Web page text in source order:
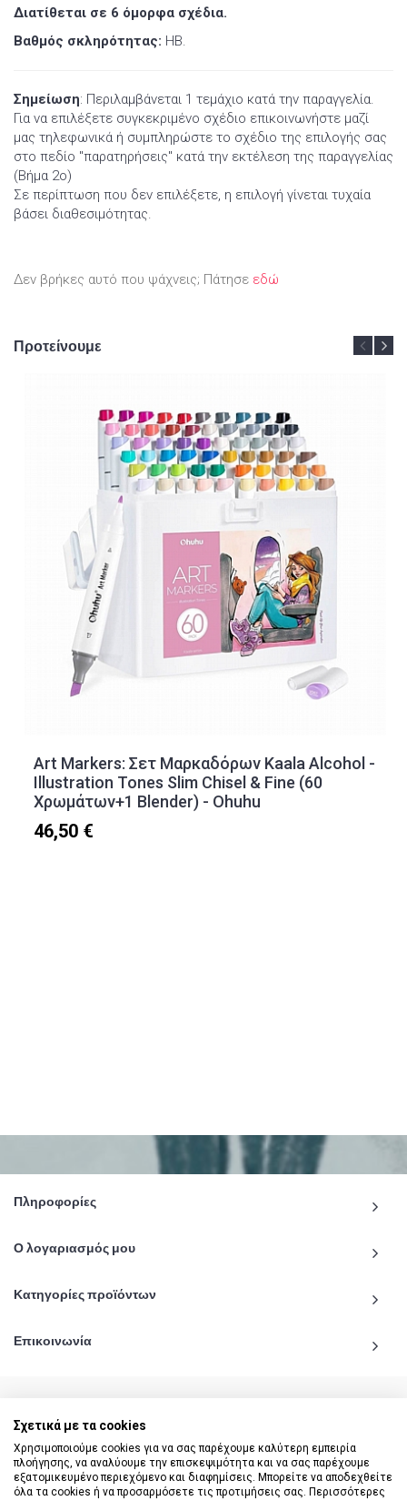
Διατίθεται σε 6 όμορφα σχέδια.
Βαθμός σκληρότητας: ΗB.
Σημείωση: Περιλαμβάνεται 1 τεμάχιο κατά την παραγγελία.
Για να επιλέξετε συγκεκριμένο σχέδιο επικοινωνήστε μαζί
μας τηλεφωνικά ή συμπληρώστε το σχέδιο της επιλογής σας
στο πεδίο "παρατηρήσεις" κατά την εκτέλεση της παραγγελίας
(Βήμα 2ο)
Σε περίπτωση που δεν επιλέξετε, η επιλογή γίνεται τυχαία
βάσει διαθεσιμότητας.
Δεν βρήκες αυτό που ψάχνεις; Πάτησε εδώ
Προτείνουμε
Art Markers: Σετ Μαρκαδόρων Kaala Alcohol -
Illustration Tones Slim Chisel & Fine (60
Χρωμάτων+1 Blender) - Ohuhu
46,50 €
Πληροφορίες
Ο λογαριασμός μου
Κατηγορίες προϊόντων
Επικοινωνία
© 2020 - 2026 katiginetai.gr All Rights Reserved.
Σχετικά με τα cookies
Χρησιμοποιούμε cookies για να σας παρέχουμε καλύτερη εμπειρία
πλοήγησης, να αναλύουμε την επισκεψιμότητα και να σας παρέχουμε
εξατομικευμένο περιεχόμενο και διαφημίσεις. Μπορείτε να αποδεχθείτε
όλα τα cookies ή να προσαρμόσετε τις προτιμήσεις σας. Περισσότερες